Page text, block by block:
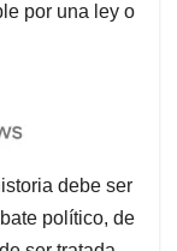
por una ley o
debe ser
político, de